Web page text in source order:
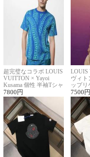
超完璧なコラボ LOUIS
VUITTON × Yayoi
Kusama 個性 半袖Tシャ
ツコピー男女兼用
7800 円
LOUIS
ヴィト
ップリ
ンニッ
7500 円